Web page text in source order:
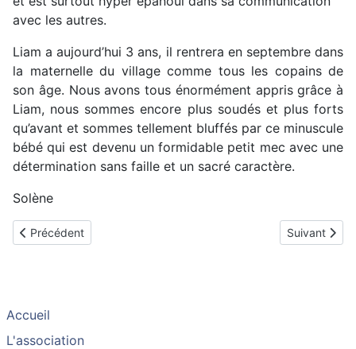
avec les autres.
Liam a aujourd’hui 3 ans, il rentrera en septembre dans
la maternelle du village comme tous les copains de
son âge. Nous avons tous énormément appris grâce à
Liam, nous sommes encore plus soudés et plus forts
qu’avant et sommes tellement bluffés par ce minuscule
bébé qui est devenu un formidable petit mec avec une
détermination sans faille et un sacré caractère.
Solène
Article précédent : Soren, implanté à 3 ans ½ (4 mois
Précédent Article
Suivant
Accueil
L'association